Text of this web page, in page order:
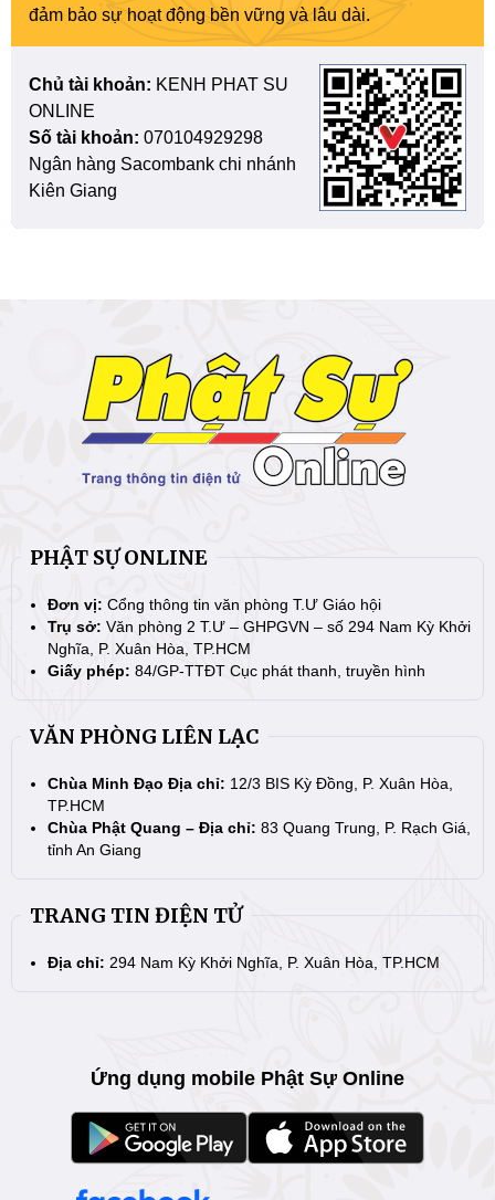
đảm bảo sự hoạt động bền vững và lâu dài.
Chủ tài khoản: KENH PHAT SU
ONLINE
Số tài khoản: 070104929298
Ngân hàng Sacombank chi nhánh
Kiên Giang
PHẬT SỰ ONLINE
Đơn vị: Cổng thông tin văn phòng T.Ư Giáo hội
Trụ sở: Văn phòng 2 T.Ư – GHPGVN – số 294 Nam Kỳ Khởi
Nghĩa, P. Xuân Hòa, TP.HCM
Giấy phép: 84/GP-TTĐT Cục phát thanh, truyền hình
VĂN PHÒNG LIÊN LẠC
Chùa Minh Đạo Địa chỉ: 12/3 BIS Kỳ Đồng, P. Xuân Hòa,
TP.HCM
Chùa Phật Quang – Địa chỉ: 83 Quang Trung, P. Rạch Giá,
tỉnh An Giang
TRANG TIN ĐIỆN TỬ
Địa chỉ: 294 Nam Kỳ Khởi Nghĩa, P. Xuân Hòa, TP.HCM
Ứng dụng mobile Phật Sự Online